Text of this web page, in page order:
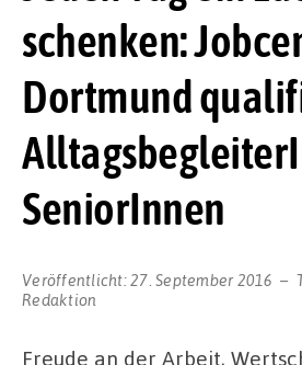
schenken:
Dortmund
SeniorInnen
Veröffentlicht:27. September 2016
Redaktion
Freude an der Arbeit,